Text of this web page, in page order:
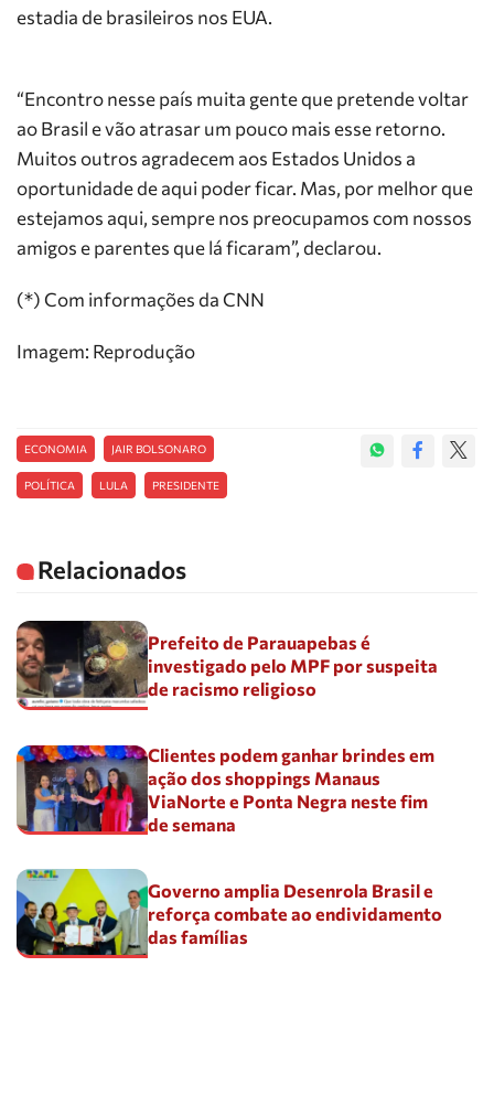
estadia de brasileiros nos EUA.
“Encontro nesse país muita gente que pretende voltar
ao Brasil e vão atrasar um pouco mais esse retorno.
Muitos outros agradecem aos Estados Unidos a
oportunidade de aqui poder ficar. Mas, por melhor que
estejamos aqui, sempre nos preocupamos com nossos
amigos e parentes que lá ficaram”, declarou.
(*) Com informações da CNN
Imagem: Reprodução
ECONOMIA JAIR BOLSONARO
POLÍTICA LULA PRESIDENTE
Relacionados
Prefeito de Parauapebas é
investigado pelo MPF por suspeita
de racismo religioso
Clientes podem ganhar brindes em
ação dos shoppings Manaus
ViaNorte e Ponta Negra neste fim
de semana
Governo amplia Desenrola Brasil e
reforça combate ao endividamento
das famílias